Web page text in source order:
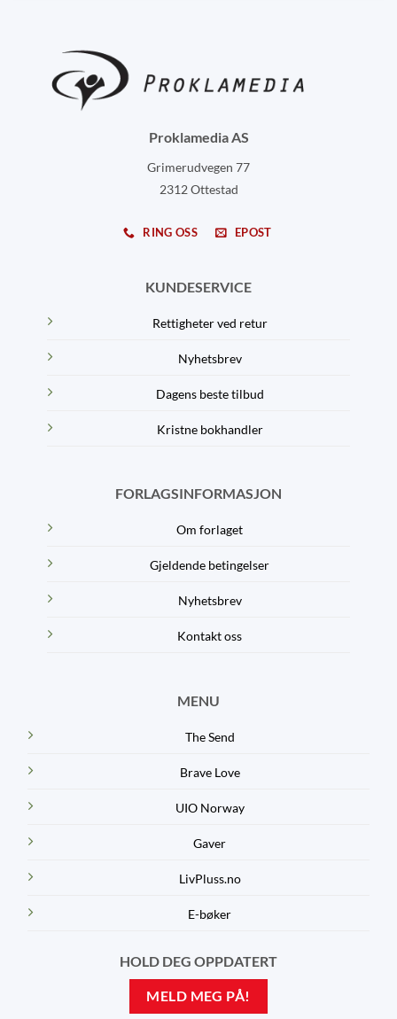
Proklamedia AS
Grimerudvegen 77
2312 Ottestad
RING OSS EPOST
KUNDESERVICE
Rettigheter ved retur
Nyhetsbrev
Dagens beste tilbud
Kristne bokhandler
FORLAGSINFORMASJON
Om forlaget
Gjeldende betingelser
Nyhetsbrev
Kontakt oss
MENU
The Send
Brave Love
UIO Norway
Gaver
LivPluss.no
E-bøker
HOLD DEG OPPDATERT
MELD MEG PÅ!